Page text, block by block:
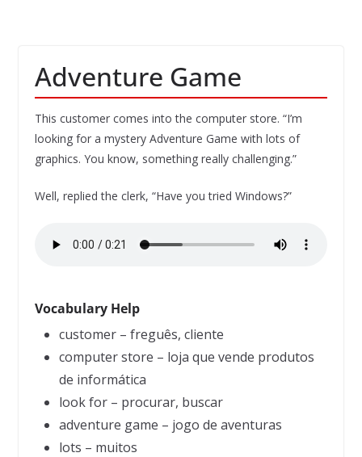
Adventure Game
This customer comes into the computer store. “I’m
looking for a mystery Adventure Game with lots of
graphics. You know, something really challenging.”
Well, replied the clerk, “Have you tried Windows?”
Vocabulary Help
customer – freguês, cliente
computer store – loja que vende produtos
de informática
look for – procurar, buscar
adventure game – jogo de aventuras
lots – muitos